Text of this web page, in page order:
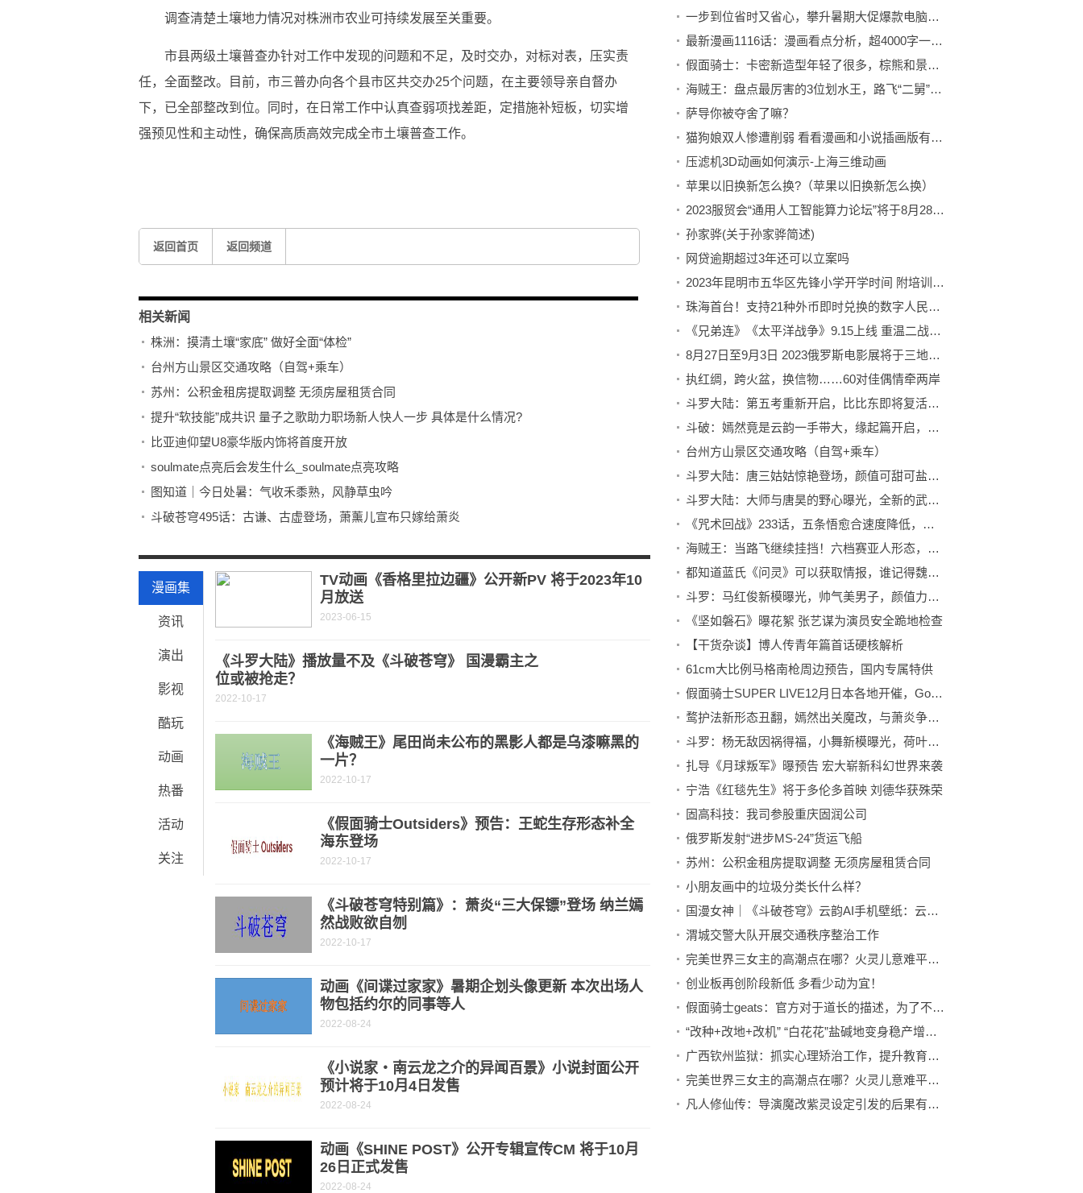
调查清楚土壤地力情况对株洲市农业可持续发展至关重要。
市县两级土壤普查办针对工作中发现的问题和不足，及时交办，对标对表，压实责
任，全面整改。目前，市三普办向各个县市区共交办25个问题，在主要领导亲自督办
下，已全部整改到位。同时，在日常工作中认真查弱项找差距，定措施补短板，切实增
强预见性和主动性，确保高质高效完成全市土壤普查工作。
返回首页 返回频道
相关新闻
株洲：摸清土壤“家底” 做好全面“体检”
台州方山景区交通攻略（自驾+乘车）
苏州：公积金租房提取调整 无须房屋租赁合同
提升“软技能”成共识 量子之歌助力职场新人快人一步 具体是什么情况?
比亚迪仰望U8豪华版内饰将首度开放
soulmate点亮后会发生什么_soulmate点亮攻略
图知道｜今日处暑：气收禾黍熟，风静草虫吟
斗破苍穹495话：古谦、古虚登场，萧薰儿宣布只嫁给萧炎
漫画集
资讯
演出
影视
酷玩
动画
热番
活动
关注
TV动画《香格里拉边疆》公开新PV 将于2023年10
月放送
2023-06-15
《斗罗大陆》播放量不及《斗破苍穹》 国漫霸主之
位或被抢走？
2022-10-17
《海贼王》尾田尚未公布的黑影人都是乌漆嘛黑的
一片？
2022-10-17
《假面骑士Outsiders》预告：王蛇生存形态补全
海东登场
2022-10-17
《斗破苍穹特别篇》：萧炎“三大保镖”登场 纳兰嫣
然战败欲自刎
2022-10-17
动画《间谍过家家》暑期企划头像更新 本次出场人
物包括约尔的同事等人
2022-08-24
《小说家・南云龙之介的异闻百景》小说封面公开
预计将于10月4日发售
2022-08-24
动画《SHINE POST》公开专辑宣传CM 将于10月
26日正式发售
2022-08-24
一步到位省时又省心，攀升暑期大促爆款电脑推荐
最新漫画1116话：漫画看点分析，超4000字一次性让你看个饱！
假面骑士：卡密新造型年轻了很多，棕熊和景和久违的再次同框
海贼王：盘点最厉害的3位划水王，路飞“二舅”也在其中，最后一位划掉老命
萨导你被夺舍了嘛？
猫狗娘双人惨遭削弱 看看漫画和小说插画版有多给力
压滤机3D动画如何演示-上海三维动画
苹果以旧换新怎么换?（苹果以旧换新怎么换）
2023服贸会“通用人工智能算力论坛”将于8月28日在京举办
孙家骅(关于孙家骅简述)
网贷逾期超过3年还可以立案吗
2023年昆明市五华区先锋小学开学时间 附培训指南
珠海首台！支持21种外币即时兑换的数字人民币外币兑换机亮相横琴口岸
《兄弟连》《太平洋战争》9.15上线 重温二战经典
8月27日至9月3日 2023俄罗斯电影展将于三地举办
执红绸，跨火盆，换信物……60对佳偶情牵两岸
斗罗大陆：第五考重新开启，比比东即将复活，小舞白发形象再现
斗破：嫣然竟是云韵一手带大，缘起篇开启，三年之约还要再等等
台州方山景区交通攻略（自驾+乘车）
斗罗大陆：唐三姑姑惊艳登场，颜值可甜可盐，小舞瞬间不香了！
斗罗大陆：大师与唐昊的野心曝光，全新的武魂即将诞生
《咒术回战》233话，五条悟愈合速度降低，还陷入一打二的局面
海贼王：当路飞继续挂挡！六档赛亚人形态，九档海贼之神形态
都知道蓝氏《问灵》可以获取情报，谁记得魏无羡也有好方法？
斗罗：马红俊新模曝光，帅气美男子，颜值力压唐三，白沉香沦陷了
《坚如磐石》曝花絮 张艺谋为演员安全跪地检查
【干货杂谈】博人传青年篇首话硬核解析
61cm大比例马格南枪周边预告，国内专属特供
假面骑士SUPER LIVE12月日本各地开催，Gotchard新形态公开
鹜护法新形态丑翻，嫣然出关魔改，与萧炎争吵遭删，云韵战力加强
斗罗：杨无敌因祸得福，小舞新模曝光，荷叶领蓬蓬裙，麻花辫回归
扎导《月球叛军》曝预告 宏大崭新科幻世界来袭
宁浩《红毯先生》将于多伦多首映 刘德华获殊荣
固高科技：我司参股重庆固润公司
俄罗斯发射“进步MS-24”货运飞船
苏州：公积金租房提取调整 无须房屋租赁合同
小朋友画中的垃圾分类长什么样？
国漫女神｜《斗破苍穹》云韵AI手机壁纸：云岚宗解散、远走中州
渭城交警大队开展交通秩序整治工作
完美世界三女主的高潮点在哪？火灵儿意难平，云曦获得帝后身份
创业板再创阶段新低 多看少动为宜！
假面骑士geats：官方对于道长的描述，为了不再有不幸的人而暴走，相信英寿并做出赎罪
“改种+改地+改机” “白花花”盐碱地变身稳产增产“大粮仓”
广西钦州监狱：抓实心理矫治工作，提升教育改造质量
完美世界三女主的高潮点在哪？火灵儿意难平，云曦获得帝后身份
凡人修仙传：导演魔改紫灵设定引发的后果有多大？看看就知道了